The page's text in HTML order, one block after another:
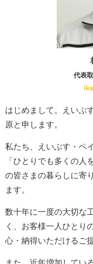
代表
はじめまして。えいぶ
原と申します。
私たち、えいぶす・ペ
「ひとりでも多くの人
の皆さまの暮らしに寄
ます。
数十年に一度の大切な
く、お客様一人ひとり
心・納得いただけるご